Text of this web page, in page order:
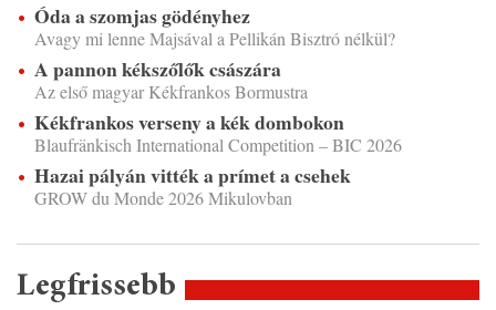
Óda a szomjas gödényhez
Avagy mi lenne Majsával a Pellikán Bisztró nélkül?
A pannon kékszőlők császára
Az első magyar Kékfrankos Bormustra
Kékfrankos verseny a kék dombokon
Blaufränkisch International Competition – BIC 2026
Hazai pályán vitték a prímet a csehek
GROW du Monde 2026 Mikulovban
Legfrissebb